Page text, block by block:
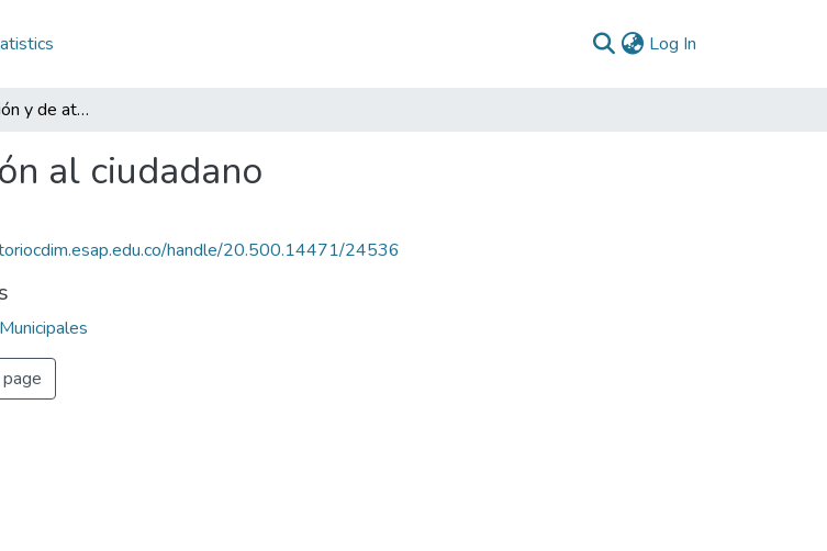
Log In
Plan anticorrupción y de atención al ciudadano
al ciudadano
handle/20.500.14471/24536